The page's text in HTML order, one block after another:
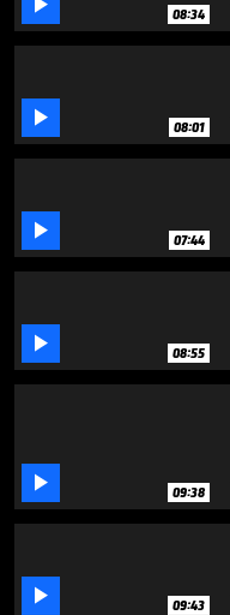
minutes,
17
seconds
08:34
 08:01
 07:44
 08:55
 09:38
 09:43